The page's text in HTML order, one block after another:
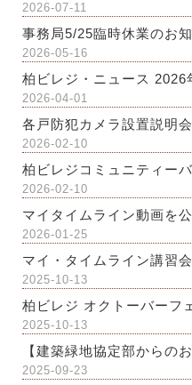
2026-07-11
事務局5/25臨時休業のお
2026-05-16
柏ビレジ・ニュース 2026
2026-04-01
各戸防犯カメラ設置説明
2026-02-10
柏ビレジコミュニティー
2026-02-10
マイタイムライン動画を
2026-01-25
マイ・タイムライン講習
2025-10-13
柏ビレジ オクトーバーフ
2025-10-13
【建築緑地協定部からの
2025-09-23